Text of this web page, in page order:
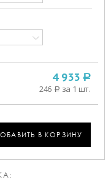
4 933 a
246 a за 1 шт.
В КОРЗИНУ